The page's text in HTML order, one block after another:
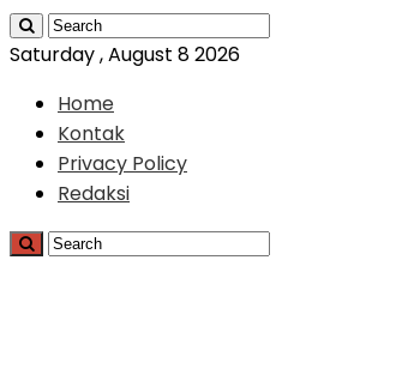
Saturday , August 8 2026
Home
Kontak
Privacy Policy
Redaksi